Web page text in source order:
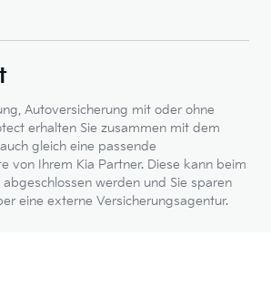
Autoversicherung mit oder ohne
erhalten Sie zusammen mit dem
gleich eine passende
von Ihrem Kia Partner. Diese kann beim
werden und Sie sparen
eine externe Versicherungsagentur.